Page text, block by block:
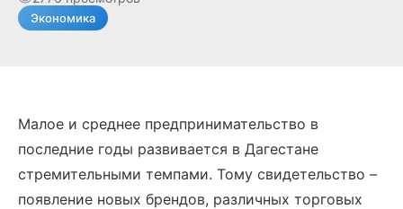
Экономика
Малое и среднее предпринимательство в
последние годы развивается в Дагестане
стремительными темпами. Тому свидетельство –
появление новых брендов, различных торговых